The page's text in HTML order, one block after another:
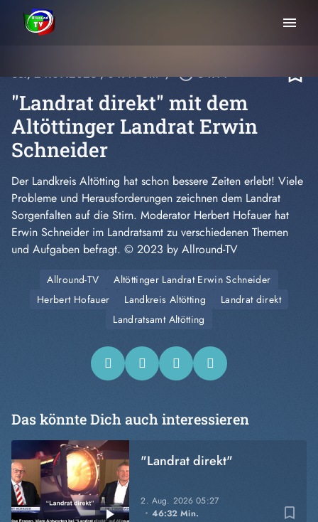
menu
So., 24.09.2023, 04:41 Uhr / play_circle_outline54:14 bookmark_border
"Landrat direkt" mit dem
Altöttinger Landrat Erwin
Schneider
Der Landkreis Altötting hat schon bessere Zeiten erlebt! Viele
Probleme und Herausforderungen zeichnen dem Landrat
Sorgenfalten auf die Stirn. Moderator Herbert Hofauer hat
Erwin Schneider im Landratsamt zu verschiedenen Themen
und Aufgaben befragt. © 2023 by Allround-TV
Allround-TV
Altöttinger Landrat Erwin Schneider
Herbert Hofauer
Landkreis Altötting
Landrat direkt
Landratsamt Altötting
Das könnte Dich auch interessieren
bookmark_border
2. Aug. 202605:27
46:32 Min.
"Landrat direkt"